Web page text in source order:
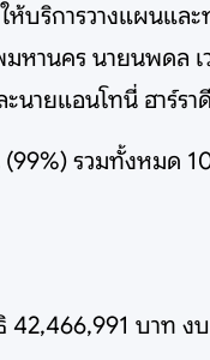
บริการวางแผนแล
านคร นายนพดล เ
นายแอนโทนี่ ฮาร์รา
(99%) รวมทั้งหมด
42,466,991 บาท